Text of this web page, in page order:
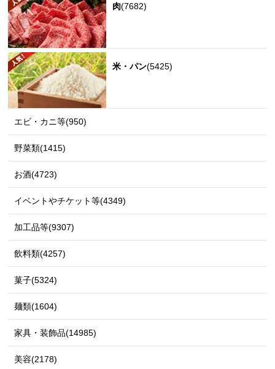
肉(7682)
米・パン(5425)
エビ・カニ等(950)
野菜類(1415)
お酒(4723)
イベントやチケット等(4349)
加工品等(9307)
飲料類(4257)
菓子(5324)
麺類(1604)
家具・装飾品(14985)
美容(2178)